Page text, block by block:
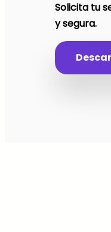
Solicita tu
y segura.